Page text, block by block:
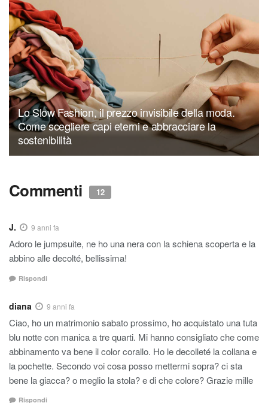
Lo Slow Fashion, il prezzo invisibile della moda.
Come scegliere capi eterni e abbracciare la
sostenibilità
Commenti 12
J. 9 anni fa
Adoro le jumpsuite, ne ho una nera con la schiena scoperta e la
abbino alle decolté, bellissima!
Rispondi
diana 9 anni fa
Ciao, ho un matrimonio sabato prossimo, ho acquistato una tuta
blu notte con manica a tre quarti. Mi hanno consigliato che come
abbinamento va bene il color corallo. Ho le decolleté la collana e
la pochette. Secondo voi cosa posso mettermi sopra? ci sta
bene la giacca? o meglio la stola? e di che colore? Grazie mille
Rispondi